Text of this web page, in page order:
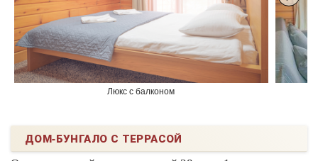
Люкс с балконом
ДОМ-БУНГАЛО С ТЕРРАСОЙ